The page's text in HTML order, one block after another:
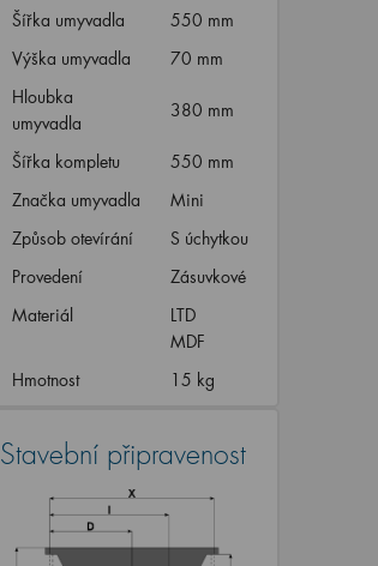
Šířka umyvadla
550 mm
Výška umyvadla
70 mm
Hloubka
umyvadla
380 mm
Šířka kompletu
550 mm
Značka umyvadla
Mini
Způsob otevírání
S úchytkou
Provedení
Zásuvkové
Materiál
LTD
MDF
Hmotnost
15 kg
Stavební připravenost